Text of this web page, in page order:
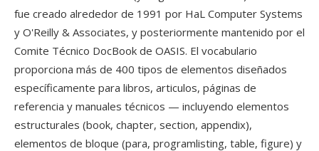
fue creado alrededor de 1991 por HaL Computer Systems
y O'Reilly & Associates, y posteriormente mantenido por el
Comite Técnico DocBook de OASIS. El vocabulario
proporciona más de 400 tipos de elementos diseñados
específicamente para libros, articulos, páginas de
referencia y manuales técnicos — incluyendo elementos
estructurales (book, chapter, section, appendix),
elementos de bloque (para, programlisting, table, figure) y